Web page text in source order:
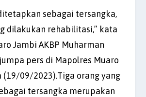
sebagai tersangka,
dilakukan rehabilitasi,” kata
Jambi AKBP Muharman
pers di Mapolres Muaro
(19/09/2023).Tiga orang yang
tersangka merupakan